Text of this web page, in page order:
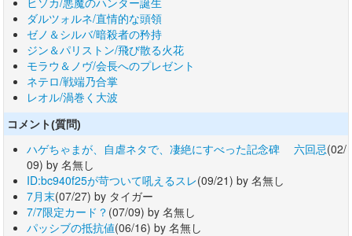
ダルツォルネ/直情的な頭領
ゼノ＆シルバ/暗殺者の矜持
ジン＆パリストン/飛び散る火花
モラウ＆ノヴ/会長へのプレゼント
ネテロ/戦端乃合掌
レオル/渦巻く大波
コメント(質問)
ハゲちゃまが、自虐ネタで、凄絶にすべった記念碑 六回忌(02/
09) by 名無し
ID:bc940f25が苛ついて吼えるスレ(09/21) by 名無し
7月末(07/27) by タイガー
7/7限定カード？ (07/09) by 名無し
パッシブの抵抗値(06/16) by 名無し